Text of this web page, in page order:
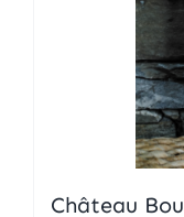
Château